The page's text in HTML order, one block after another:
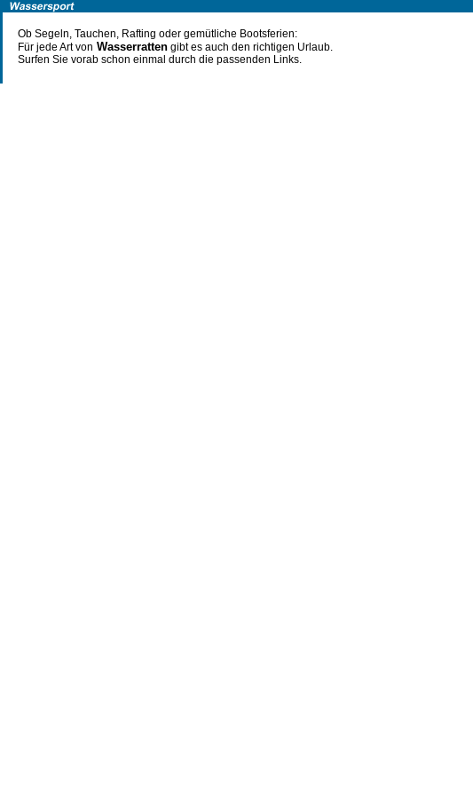
Ob Segeln, Tauchen, Rafting oder gemütliche Bootsferien:
Für jede Art von Wasserratten gibt es auch den richtigen Urlaub.
Surfen Sie vorab schon einmal durch die passenden Links.